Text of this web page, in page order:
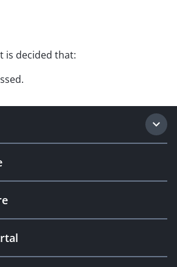
is decided that: